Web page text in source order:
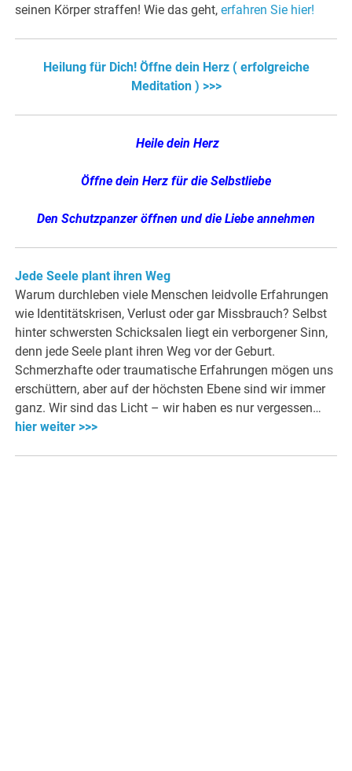
seinen Körper straffen! Wie das geht,erfahren Sie hier!
Heilung für Dich! Öffne dein Herz ( erfolgreiche
Meditation ) >>>
Heile dein Herz
Öffne dein Herz für die Selbstliebe
Den Schutzpanzer öffnen und die Liebe annehmen
Jede Seele plant ihren Weg
Warum durchleben viele Menschen leidvolle Erfahrungen
wie Identitätskrisen, Verlust oder gar Missbrauch? Selbst
hinter schwersten Schicksalen liegt ein verborgener Sinn,
denn jede Seele plant ihren Weg vor der Geburt.
Schmerzhafte oder traumatische Erfahrungen mögen uns
erschüttern, aber auf der höchsten Ebene sind wir immer
ganz. Wir sind das Licht – wir haben es nur vergessen…
hier weiter >>>